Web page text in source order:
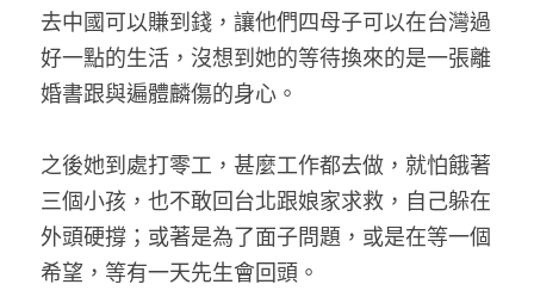
去中國可以賺到錢，讓他們四母子可以在台灣過
好一點的生活，沒想到她的等待換來的是一張離
婚書跟與遍體麟傷的身心。
之後她到處打零工，甚麼工作都去做，就怕餓著
三個小孩，也不敢回台北跟娘家求救，自己躲在
外頭硬撐；或著是為了面子問題，或是在等一個
希望，等有一天先生會回頭。